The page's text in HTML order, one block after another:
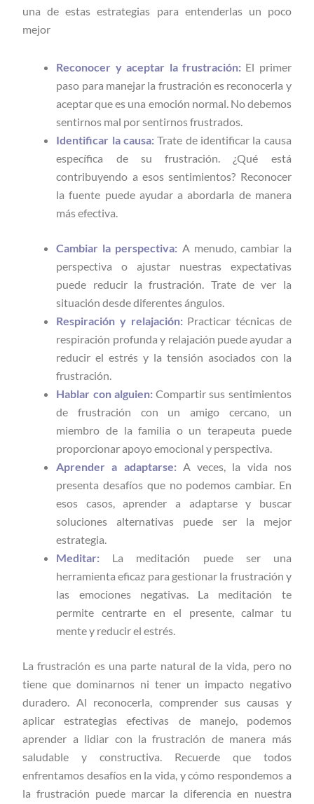
una de estas estrategias para entenderlas un poco
mejor
Reconocer y aceptar la frustración:El primer
paso para manejar la frustración es reconocerla y
aceptar que es una emoción normal. No debemos
sentirnos mal por sentirnos frustrados.
Identificar la causa:Trate de identificar la causa
específica de su frustración. ¿Qué está
contribuyendo a esos sentimientos? Reconocer
la fuente puede ayudar a abordarla de manera
más efectiva.
Cambiar la perspectiva: A menudo, cambiar la
perspectiva o ajustar nuestras expectativas
puede reducir la frustración. Trate de ver la
situación desde diferentes ángulos.
Respiración y relajación:Practicar técnicas de
respiración profunda y relajación puede ayudar a
reducir el estrés y la tensión asociados con la
frustración.
Hablar con alguien:Compartir sus sentimientos
de frustración con un amigo cercano, un
miembro de la familia o un terapeuta puede
proporcionar apoyo emocional y perspectiva.
Aprender a adaptarse:A veces, la vida nos
presenta desafíos que no podemos cambiar. En
esos casos, aprender a adaptarse y buscar
soluciones alternativas puede ser la mejor
estrategia.
Meditar: La meditación puede ser una
herramienta eficaz para gestionar la frustración y
las emociones negativas. La meditación te
permite centrarte en el presente, calmar tu
mente y reducir el estrés.
La frustración es una parte natural de la vida, pero no
tiene que dominarnos ni tener un impacto negativo
duradero. Al reconocerla, comprender sus causas y
aplicar estrategias efectivas de manejo, podemos
aprender a lidiar con la frustración de manera más
saludable y constructiva. Recuerde que todos
enfrentamos desafíos en la vida, y cómo respondemos a
la frustración puede marcar la diferencia en nuestra